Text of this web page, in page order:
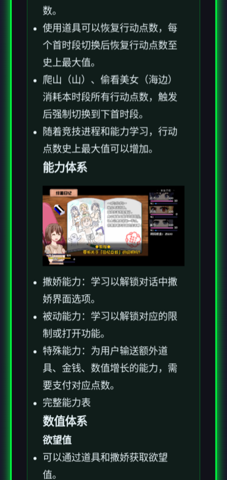
数。
使用道具可以恢复行动点数，每
个首时段切换后恢复行动点数至
史上最大值。
爬山（山）、偷看美女（海边）
消耗本时段所有行动点数，触发
后强制切换到下首时段。
随着竞技进程和能力学习，行动
点数史上最大值可以增加。
能力体系
撒娇能力：学习以解锁对话中撒
娇界面选项。
被动能力：学习以解锁对应的限
制或打开功能。
特殊能力：为用户输送额外道
具、金钱、数值增长的能力，需
要支付对应点数。
完整能力表
数值体系
欲望值
可以通过道具和撒娇获取欲望
值。